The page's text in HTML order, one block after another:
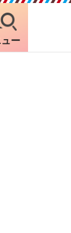
ュー